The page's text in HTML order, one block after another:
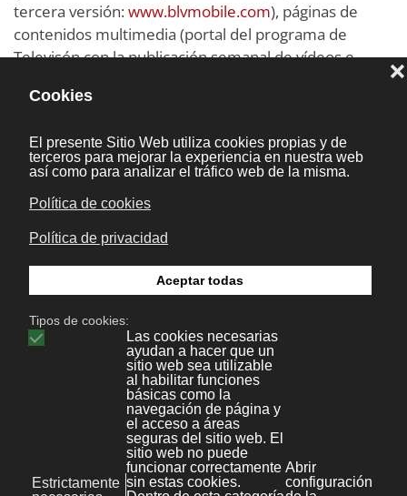
tercera versión:www.blvmobile.com), páginas de
contenidos multimedia (portal del programa de
Televisón con la publicación semanal de vídeos e
promocionales (promoción de un producto en el
presenciales (nuestra propia web:
www.bonaval.com)...
Somos una de las pocas empresas de Galicia, que
disponen de un servidor dedicado para el envio de
la movilidad se inicia muy pronto ya en el año 2004,
siguiente preparamos un proyecto de I+D+i Atento,
Proyecto PGDIT 2005. (DOG 23/02/05) Sistema on
line de atención al cliente y movilidad. En lo que
concierne a telefonía y movilidad entre otros
proyectos realizados destaca la puesta en marcha de
118 Voz de Galicia, el servicio de PBX y mensajería
para móviles de Sondaxe - GRUPO VOZ, y un sistema
de mensajería unificada (sms, mail, rss) para la